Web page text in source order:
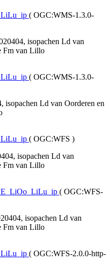
( OGC:WMS-1.3.0-
isopachen Ld van
Fm van Lillo
( OGC:WMS-1.3.0-
Ld van Oorderen en
( OGC:WFS )
isopachen Ld van
Fm van Lillo
( OGC:WFS-
isopachen Ld van
Fm van Lillo
( OGC:WFS-2.0.0-http-